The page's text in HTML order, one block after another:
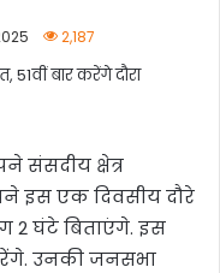
2,187
संसदीय क्षेत्र
इस एक दिवसीय दौरे
2 घंटे बिताएंगे. इस
उनकी जनसभा